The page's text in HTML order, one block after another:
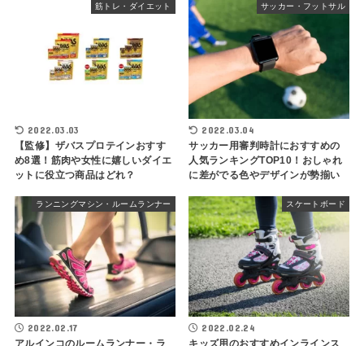
筋トレ・ダイエット
2022.03.03
【監修】ザバスプロテインおすす
め8選！筋肉や女性に嬉しいダイエ
ットに役立つ商品はどれ？
サッカー・フットサル
2022.03.04
サッカー用審判時計におすすめの
人気ランキングTOP10！おしゃれ
に差がでる色やデザインが勢揃い
ランニングマシン・ルームランナー
2022.02.17
アルインコのルームランナー・ラ
スケートボード
2022.02.24
キッズ用のおすすめインラインス